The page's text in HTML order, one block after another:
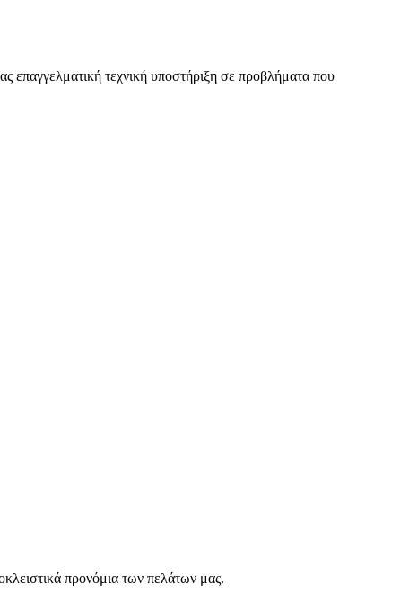
επαγγελματική τεχνική υποστήριξη σε προβλήματα που
προνόμια των πελάτων μας.